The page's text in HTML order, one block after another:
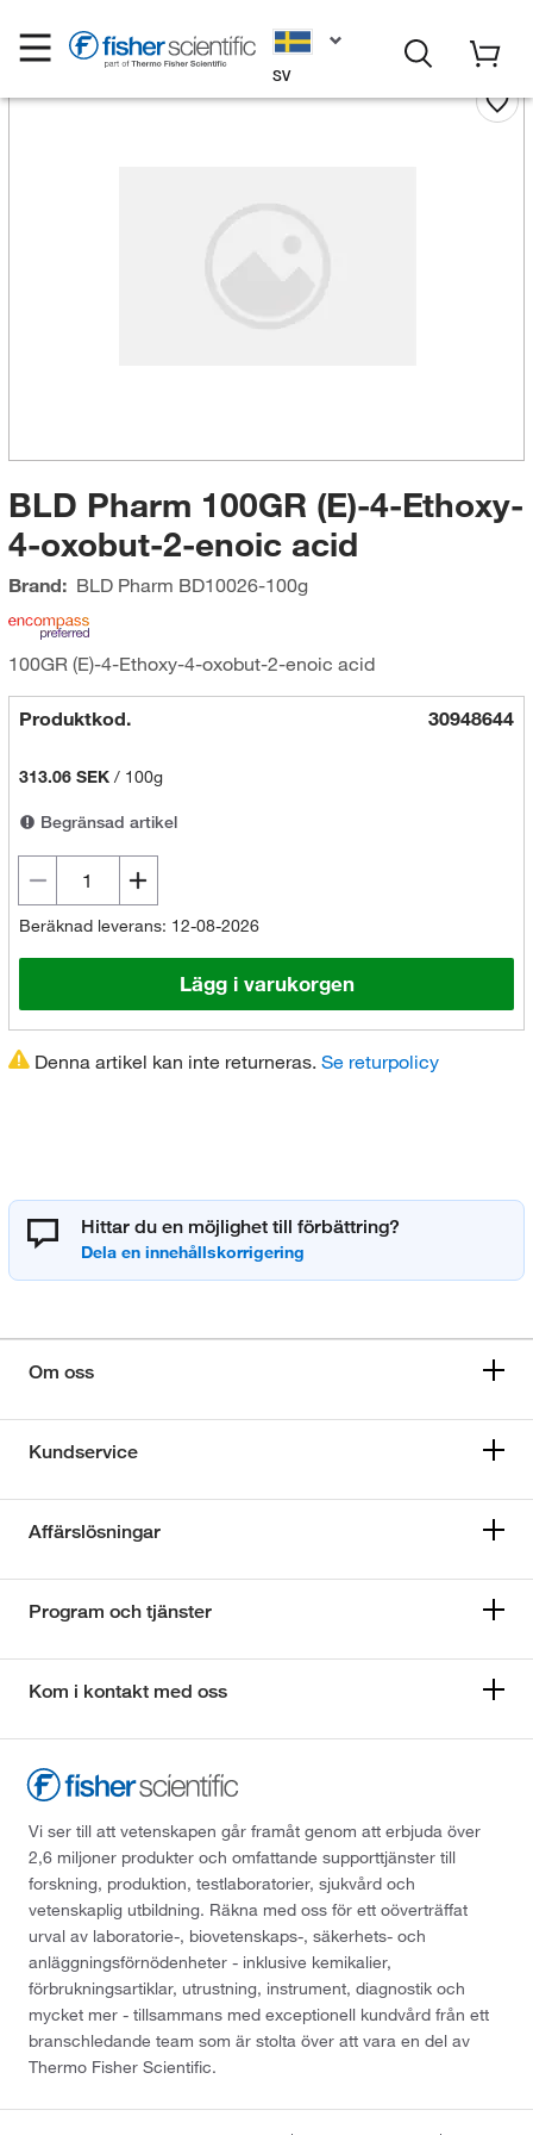
SV
BLD Pharm 100GR (E)-4-Ethoxy-
4-oxobut-2-enoic acid
Brand: BLD Pharm BD10026-100g
100GR (E)-4-Ethoxy-4-oxobut-2-enoic acid
Produktkod. 30948644
313.06 SEK/ 100g
Begränsad artikel
Beräknad leverans: 12-08-2026
Lägg i varukorgen
Denna artikel kan inte returneras. Se returpolicy
Hittar du en möjlighet till förbättring?
Om oss
Kundservice
Affärslösningar
Program och tjänster
Kom i kontakt med oss
Vi ser till att vetenskapen går framåt genom att erbjuda över
2,6 miljoner produkter och omfattande supporttjänster till
forskning, produktion, testlaboratorier, sjukvård och
vetenskaplig utbildning. Räkna med oss för ett oöverträffat
urval av laboratorie-, biovetenskaps-, säkerhets- och
anläggningsförnödenheter - inklusive kemikalier,
förbrukningsartiklar, utrustning, instrument, diagnostik och
mycket mer - tillsammans med exceptionell kundvård från ett
branschledande team som är stolta över att vara en del av
Thermo Fisher Scientific.